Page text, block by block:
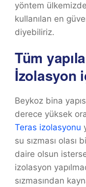
yöntem
kullanılan en
diyebiliriz.
Tüm
İzolasyon
Beykoz bina
derece yüksek
Teras izolasyonu
su sızması
daire olsun
izolasyon
sızmasından